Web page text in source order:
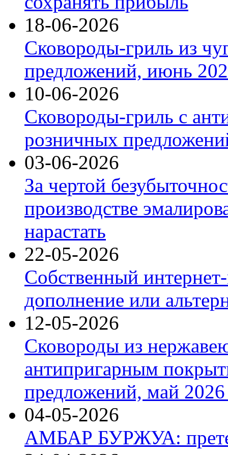
18-06-2026
Сковороды-гриль из
предложений, июнь
10-06-2026
Сковороды-гриль с
розничных
03-06-2026
За чертой
производстве
нарастать
22-05-2026
Собственный
дополнение или
12-05-2026
Сковороды из
антипригарным
предложений, май 2026
04-05-2026
АМБАР БУРЖУА: